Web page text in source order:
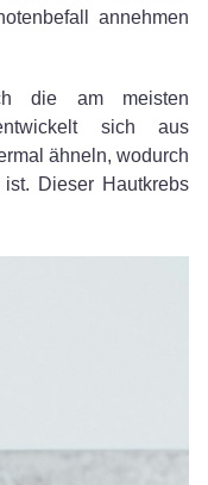
annehmen
die am meisten
sich aus
ähneln, wodurch
Dieser Hautkrebs